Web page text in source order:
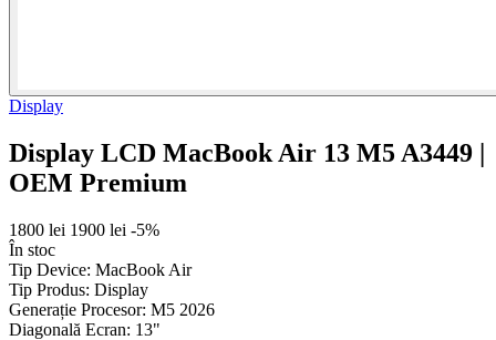
Display
Display LCD MacBook Air 13 M5 A3449 |
OEM Premium
1800 lei 1900 lei -5%
În stoc
Tip Device: MacBook Air
Tip Produs: Display
Generație Procesor: M5 2026
Diagonală Ecran: 13"